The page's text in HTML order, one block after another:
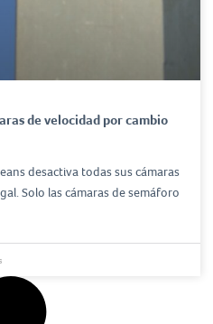
de velocidad por cambio
desactiva todas sus cámaras
Solo las cámaras de semáforo